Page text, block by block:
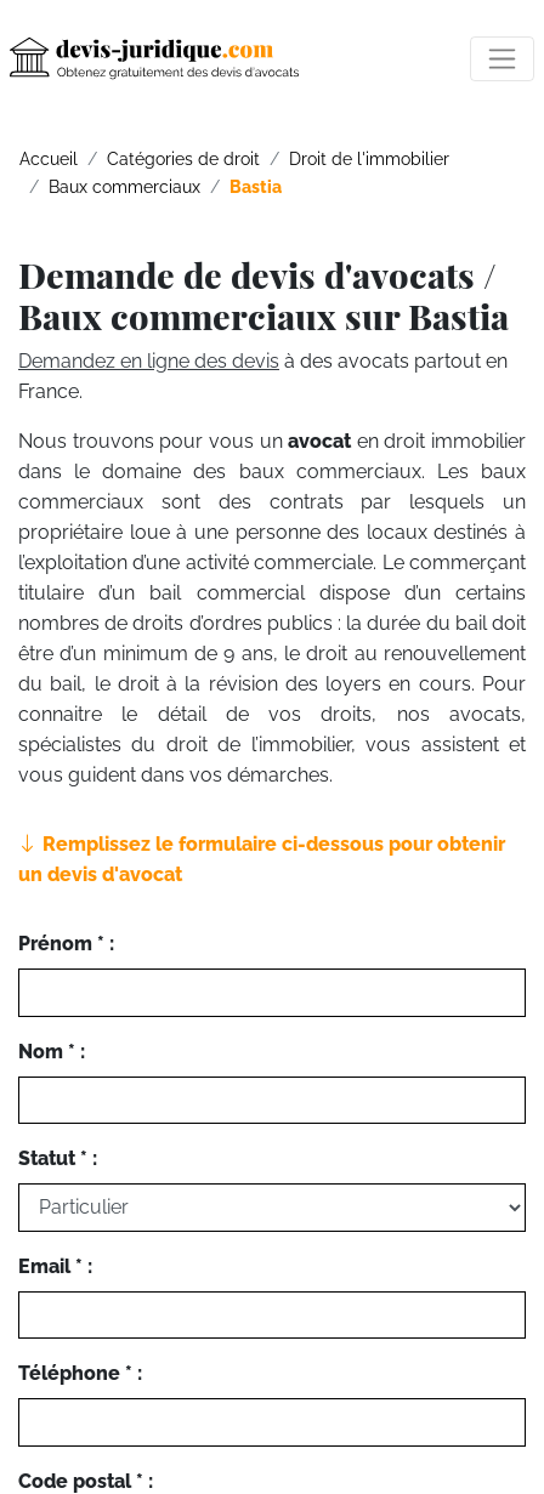
Accueil Catégories de droit
Droit de l'immobilier
Baux commerciaux
Bastia
Demande de devis d'avocats /
Baux commerciaux sur Bastia
Demandez en ligne des devis à des avocats partout en
France.
Nous trouvons pour vous unavocat en droit immobilier
dans le domaine des baux commerciaux. Les baux
commerciaux sont des contrats par lesquels un
propriétaire loue à une personne des locaux destinés à
l’exploitation d’une activité commerciale. Le commerçant
titulaire d’un bail commercial dispose d’un certains
nombres de droits d’ordres publics : la durée du bail doit
être d’un minimum de 9 ans, le droit au renouvellement
du bail, le droit à la révision des loyers en cours. Pour
connaitre le détail de vos droits, nos avocats,
spécialistes du droit de l’immobilier, vous assistent et
vous guident dans vos démarches.
Remplissez le formulaire ci-dessous pour obtenir
un devis d'avocat
Prénom * :
Nom * :
Statut * :
Email * :
Téléphone * :
Code postal * :